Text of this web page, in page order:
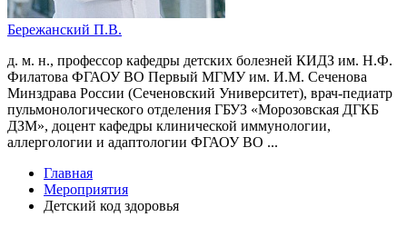
Бережанский П.В.
д. м. н., профессор кафедры детских болезней КИДЗ им. Н.Ф.
Филатова ФГАОУ ВО Первый МГМУ им. И.М. Сеченова
Минздрава России (Сеченовский Университет), врач-педиатр
пульмонологического отделения ГБУЗ «Морозовская ДГКБ
ДЗМ», доцент кафедры клинической иммунологии,
аллергологии и адаптологии ФГАОУ ВО ...
Главная
Мероприятия
Детский код здоровья